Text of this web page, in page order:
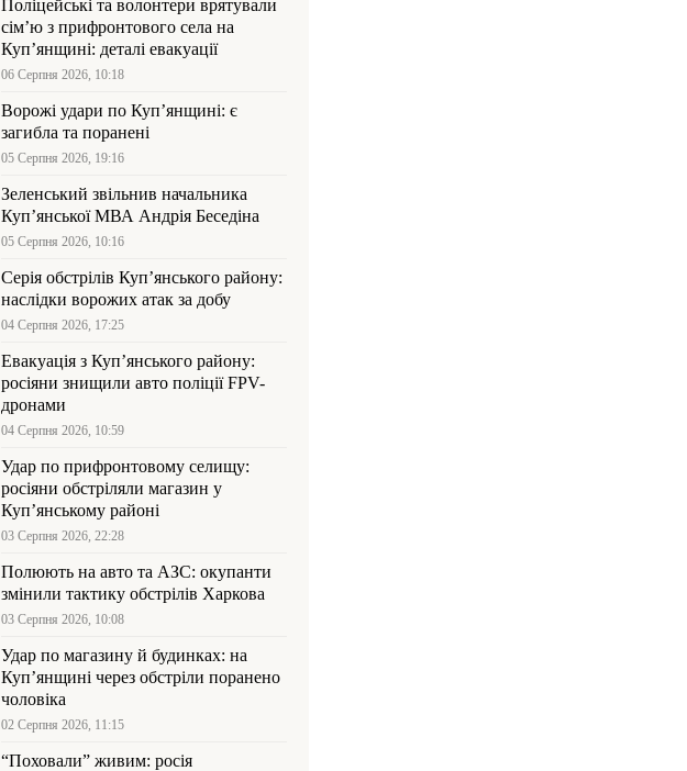
Поліцейські та волонтери врятували
сім’ю з прифронтового села на
Куп’янщині: деталі евакуації
06 Серпня 2026, 10:18
Ворожі удари по Куп’янщині: є
загибла та поранені
05 Серпня 2026, 19:16
Зеленський звільнив начальника
Купʼянської МВА Андрія Беседіна
05 Серпня 2026, 10:16
Серія обстрілів Куп’янського району:
наслідки ворожих атак за добу
04 Серпня 2026, 17:25
Евакуація з Куп’янського району:
росіяни знищили авто поліції FPV-
дронами
04 Серпня 2026, 10:59
Удар по прифронтовому селищу:
росіяни обстріляли магазин у
Куп’янському районі
03 Серпня 2026, 22:28
Полюють на авто та АЗС: окупанти
змінили тактику обстрілів Харкова
03 Серпня 2026, 10:08
Удар по магазину й будинках: на
Куп’янщині через обстріли поранено
чоловіка
02 Серпня 2026, 11:15
“Поховали” живим: росія